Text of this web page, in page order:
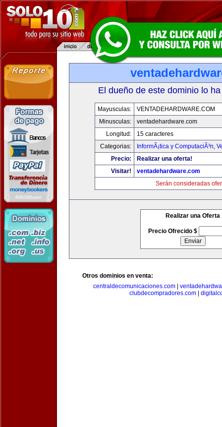
El dueño de este dominio lo
Mayusculas:
VENTADEHARDWARE.COM
Minusculas:
ventadehardware.com
Longitud:
15 caracteres
Categorias:
InformÃ¡tica y ComputaciÃ³n,
Precio:
Realizar una oferta!
Visitar!
ventadehardware.com
Serán consideradas
Realizar una Oferta
Precio Ofrecido $
Otros dominios en venta:
centraldecomunicaciones.com
clubdecompradores.com